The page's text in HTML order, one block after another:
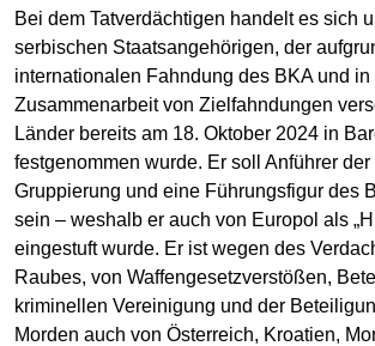
Bei dem Tatverdächtigen handelt es sich
serbischen Staatsangehörigen, der
internationalen Fahndung des BKA und in
Zusammenarbeit von Zielfahndungen
Länder bereits am 18. Oktober 2024 in
festgenommen wurde. Er soll Anführer der
Gruppierung und eine Führungsfigur des
sein – weshalb er auch von Europol als
eingestuft wurde. Er ist wegen des
Raubes, von Waffengesetzverstößen,
kriminellen Vereinigung und der
Morden auch von Österreich, Kroatien,